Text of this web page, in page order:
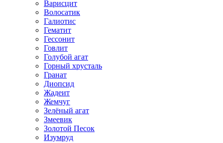
Варисцит
Волосатик
Галиотис
Гематит
Гессонит
Говлит
Голубой агат
Горный хрусталь
Гранат
Диопсид
Жадеит
Жемчуг
Зелёный агат
Змеевик
Золотой Песок
Изумруд